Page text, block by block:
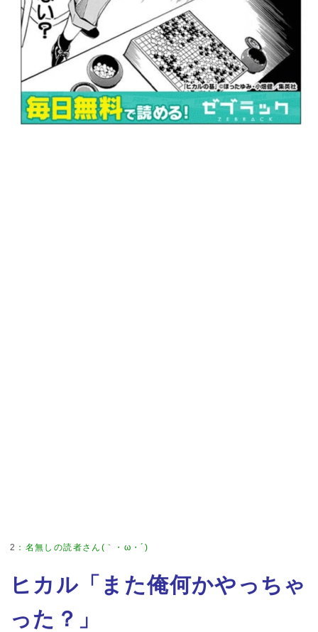
2 ： 名無しの読者さん(｀・ω・´)
ヒカル「また俺何かやっちゃ
った？」